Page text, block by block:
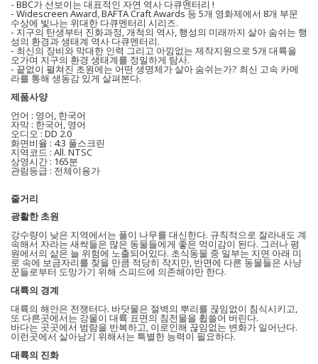
- BBC가 선보이는 대표적인 자연 역사 다큐멘터리 !
- Widescreen Award, BAFTA Craft Awards 등 5개 영화제에서 8개 부문
수상에 빛나는 위대한 다큐멘터리 시리즈.
- 지구의 탄생부터 진화과정, 개척의 역사, 행성의 미래까지 살아 숨쉬는 행
성의 환경과 생태계 역사 다큐멘터리.
- 최신의 장비와 막대한 인력 그리고 아낌없는 제작지원으로 5개 대륙을
오가며 지구의 환경 생태계를 정밀하게 탐사.
- 끝없이 펼쳐진 초원에는 어떤 생명체가 살아 숨쉬는가? 최신 고속 카메
라를 통해 생동감 있게 살펴본다.
제품사양
언어 : 영어, 한국어
자막 : 한국어, 영어
오디오 : DD 2.0
화면비율 : 4:3 풀스크린
지역코드 : All. NTSC
상영시간 : 165분
관람등급 : 전체이용가
줄거리
광활한 초원
강수량이 낮은 지역에서는 풀이 나무를 대신한다. 규칙적으로 잘라내도 계
속해서 자라는 새싹들은 많은 동물들에게 좋은 먹이감이 된다. 그러나 평
원에서의 삶은 늘 위험에 노출되어있다. 초식동물 중 일부는 지면 아래 미
로 속에 보금자리를 찾을 만큼 적당히 작지만, 반면에 다른 동물들은 사냥
꾼들로부터 도망가기 위해 스피드에 의존해야만 한다.
대륙의 경계
대륙의 해안은 전쟁터다. 바닷물은 절벽의 뿌리를 끊임없이 침식시키고,
또 다른곳에서는 강물이 대륙 표면의 침전물을 휩쓸어 버린다.
바다는 곳곳에서 범람을 반복하고, 이로인해 끊임없는 변화가 일어난다.
이런곳에서 살아남기 위해서는 특별한 능력이 필요하다.
대륙의 진화